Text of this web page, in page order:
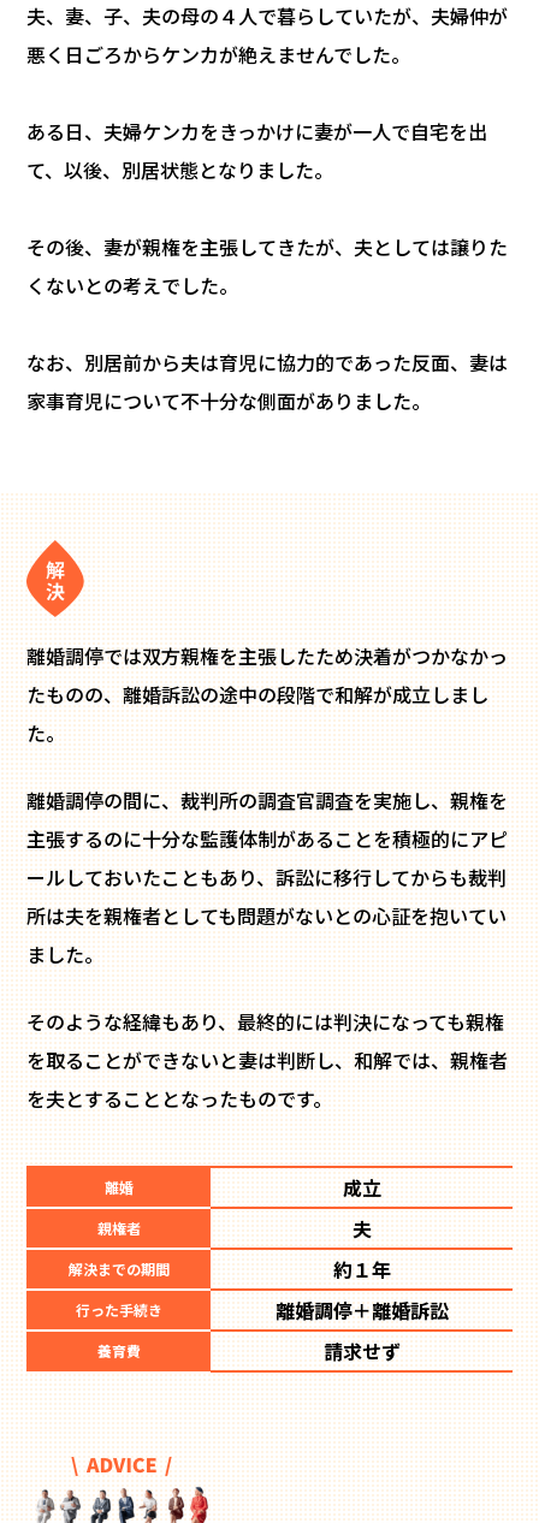
夫、妻、子、夫の母の４人で暮らしていたが、夫婦仲が
悪く日ごろからケンカが絶えませんでした。
ある日、夫婦ケンカをきっかけに妻が一人で自宅を出
て、以後、別居状態となりました。
その後、妻が親権を主張してきたが、夫としては譲りた
くないとの考えでした。
なお、別居前から夫は育児に協力的であった反面、妻は
家事育児について不十分な側面がありました。
離婚調停では双方親権を主張したため決着がつかなかっ
たものの、離婚訴訟の途中の段階で和解が成立しまし
た。
離婚調停の間に、裁判所の調査官調査を実施し、親権を
主張するのに十分な監護体制があることを積極的にアピ
ールしておいたこともあり、訴訟に移行してからも裁判
所は夫を親権者としても問題がないとの心証を抱いてい
ました。
そのような経緯もあり、最終的には判決になっても親権
を取ることができないと妻は判断し、和解では、親権者
を夫とすることとなったものです。
離婚 成立
親権者 夫
解決までの期間 約１年
行った手続き 離婚調停＋離婚訴訟
養育費 請求せず